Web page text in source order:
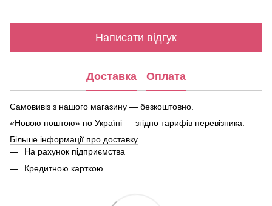
Написати відгук
Доставка Оплата
Самовивіз з нашого магазину — безкоштовно.
«Новою поштою» по Україні — згідно тарифів перевізника.
Більше інформації про доставку
На рахунок підприємства
Кредитною карткою